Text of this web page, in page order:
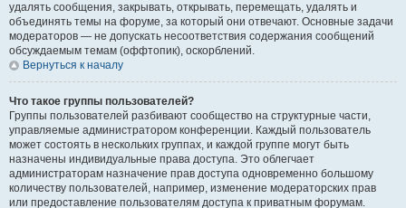
удалять сообщения, закрывать, открывать, перемещать, удалять и
объединять темы на форуме, за который они отвечают. Основные задачи
модераторов — не допускать несоответствия содержания сообщений
обсуждаемым темам (оффтопик), оскорблений.
Вернуться к началу
Что такое группы пользователей?
Группы пользователей разбивают сообщество на структурные части,
управляемые администратором конференции. Каждый пользователь
может состоять в нескольких группах, и каждой группе могут быть
назначены индивидуальные права доступа. Это облегчает
администраторам назначение прав доступа одновременно большому
количеству пользователей, например, изменение модераторских прав
или предоставление пользователям доступа к приватным форумам.